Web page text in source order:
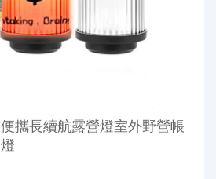
攜長續航露營燈室外野營帳